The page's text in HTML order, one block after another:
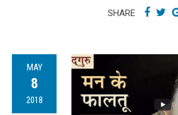
SHARE
MAY
8
2018